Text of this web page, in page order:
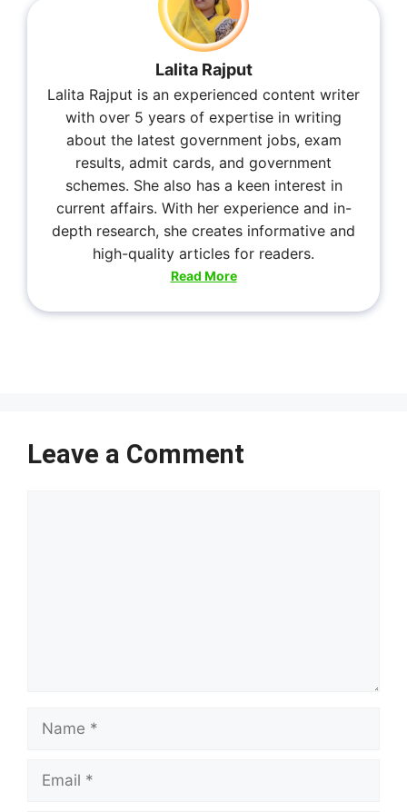
Lalita Rajput
Lalita Rajput is an experienced content writer
with over 5 years of expertise in writing
about the latest government jobs, exam
results, admit cards, and government
schemes. She also has a keen interest in
current affairs. With her experience and in-
depth research, she creates informative and
high-quality articles for readers.
Read More
Leave a Comment